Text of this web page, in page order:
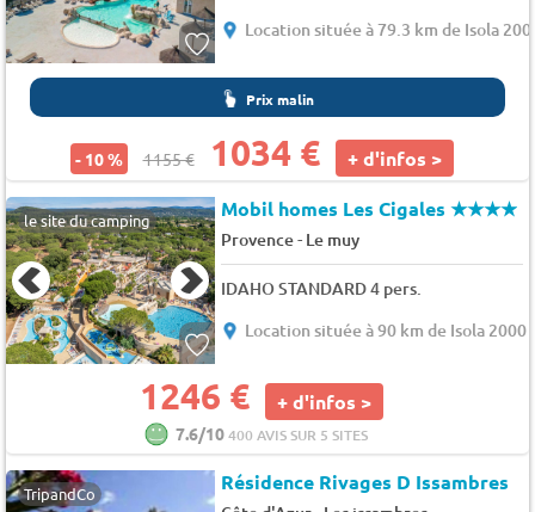
Location située à 79.3 km de Isola
Prix malin
- 10 % 1155 € 1034 € + d'infos >
le site du camping Mobil homes Les Cigales★★★★
Provence- Le muy
IDAHO STANDARD 4 pers.
Location située à 90 km de Isola 2000
1246 € + d'infos >
7.6/10400 AVIS SUR 5 SITES
TripandCo Résidence Rivages D Issambres